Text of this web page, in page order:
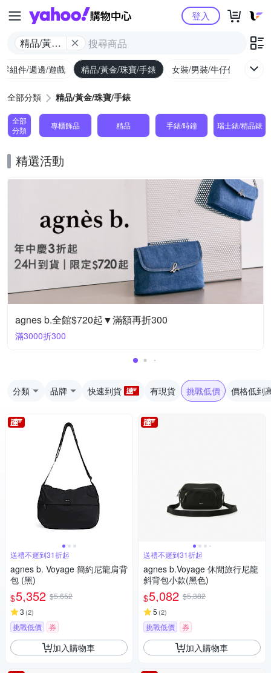
Yahoo購物中心
精品/黃金/
登入
組件/週邊/遊戲 精品/黃金/珠寶/手錶 女裝/男裝/牛仔休閒
全部分類 精品/黃金/珠寶/手錶
全部
分類
專櫃飾品 精品 手錶/時鐘 瑞士錶/精品錶
精選活動
agnes b.全館$720起▼滿額再折300
滿3000折300
分類 品牌 快速到貨 有現貨 挑戰低價 價格低到
送禮不遲到31折起
agnes b. Voyage 簡約尼龍肩背
包 (黑)
$5,352 $5,652
3 (2)
挑戰低價 券
加入購物車
送禮不遲到31折起
agnes b.Voyage 休閒旅行尼龍
斜背包小款(黑色)
$5,082 $5,382
5 (2)
挑戰低價 券
加入購物車